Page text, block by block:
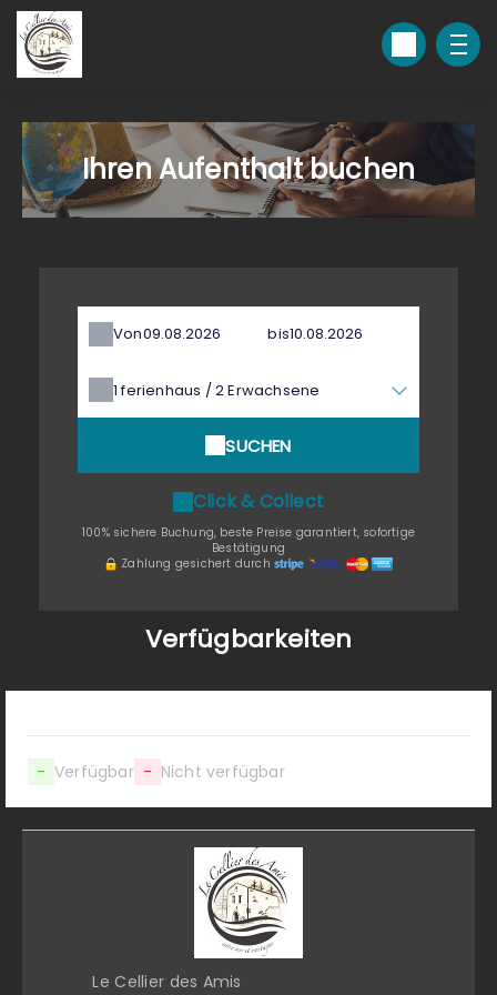
Ihren Aufenthalt buchen
Von bis
1ferienhaus /2Erwachsene
SUCHEN
Click & Collect
100% sichere Buchung, beste Preise garantiert, sofortige
Bestätigung
Zahlung gesichert durch
Verfügbarkeiten
- Verfügbar - Nicht verfügbar
Le Cellier des Amis